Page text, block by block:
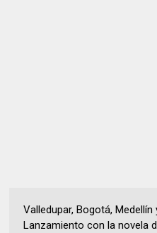
Valledupar, Bogotá, Medellín
Lanzamiento con la novela